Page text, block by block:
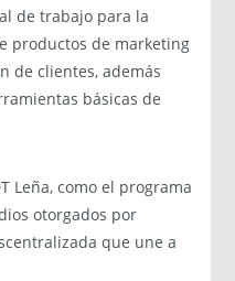
de trabajo para la
productos de marketing
de clientes, además
básicas de
Leña, como el programa
otorgados por
que une a